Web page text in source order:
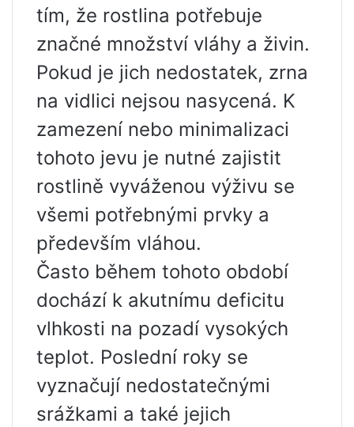
tím, že rostlina potřebuje
značné množství vláhy a živin.
Pokud je jich nedostatek, zrna
na vidlici nejsou nasycená. K
zamezení nebo minimalizaci
tohoto jevu je nutné zajistit
rostlině vyváženou výživu se
všemi potřebnými prvky a
především vláhou.
Často během tohoto období
dochází k akutnímu deficitu
vlhkosti na pozadí vysokých
teplot. Poslední roky se
vyznačují nedostatečnými
srážkami a také jejich